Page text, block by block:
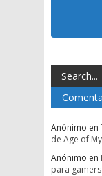
Anónimo en
de Age of
Anónimo en
para gamers